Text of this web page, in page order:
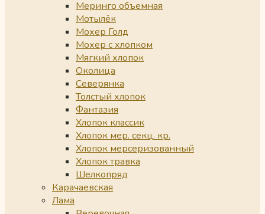
Меринго объемная
Мотылёк
Мохер Голд
Мохер с хлопком
Мягкий хлопок
Околица
Северянка
Толстый хлопок
Фантазия
Хлопок классик
Хлопок мер. секц. кр.
Хлопок мерсеризованный
Хлопок травка
Шелкопряд
Карачаевская
Лама